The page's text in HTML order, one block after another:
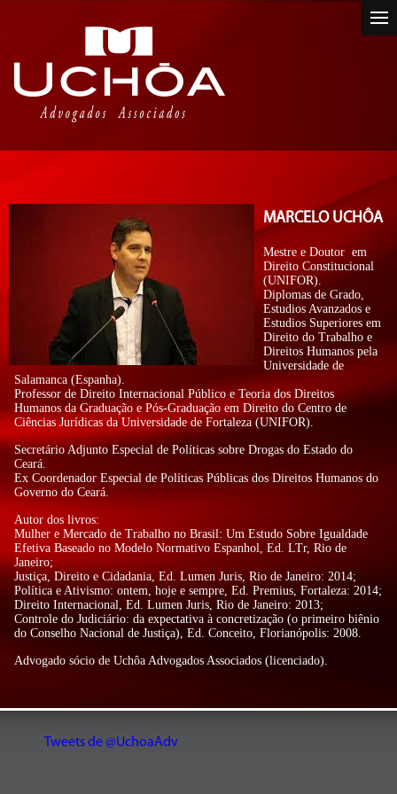
MARCELO UCHÔA
Mestre e Doutor em
Direito Constitucional
(UNIFOR).
Diplomas de Grado,
Estudios Avanzados e
Estudios Superiores em
Direito do Trabalho e
Direitos Humanos pela
Universidade de
Salamanca (Espanha).
Professor de Direito Internacional Público e Teoria dos Direitos
Humanos da Graduação e Pós-Graduação em Direito do Centro de
Ciências Jurídicas da Universidade de Fortaleza (UNIFOR).
Secretário Adjunto Especial de Políticas sobre Drogas do Estado do
Ceará.
Ex Coordenador Especial de Políticas Públicas dos Direitos Humanos do
Governo do Ceará.
Autor dos livros:
Mulher e Mercado de Trabalho no Brasil: Um Estudo Sobre Igualdade
Efetiva Baseado no Modelo Normativo Espanhol, Ed. LTr, Rio de
Janeiro;
Justiça, Direito e Cidadania, Ed. Lumen Juris, Rio de Janeiro: 2014;
Política e Ativismo: ontem, hoje e sempre, Ed. Premius, Fortaleza: 2014;
Direito Internacional, Ed. Lumen Juris, Rio de Janeiro: 2013;
Controle do Judiciário: da expectativa à concretização (o primeiro biênio
do Conselho Nacional de Justiça), Ed. Conceito, Florianópolis: 2008.
Advogado sócio de Uchôa Advogados Associados (licenciado).
Tweets de @UchoaAdv